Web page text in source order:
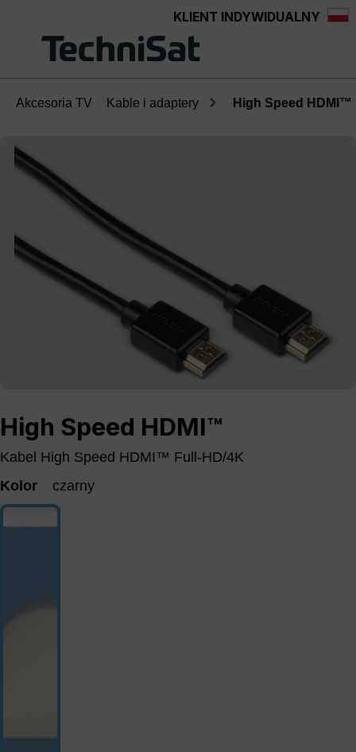
Przejdź do głównej zawartościKLIENT INDYWIDUALNY
Akcesoria TV Kable i adaptery High Speed HDMI™
Pomiń galerię zdjęć
High Speed HDMI™
Kabel High Speed HDMI™ Full-HD/4K
Kolor
czarny